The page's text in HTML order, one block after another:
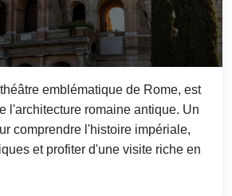
emblématique de Rome, est
l'architecture romaine antique. Un
comprendre l'histoire impériale,
et profiter d'une visite riche en